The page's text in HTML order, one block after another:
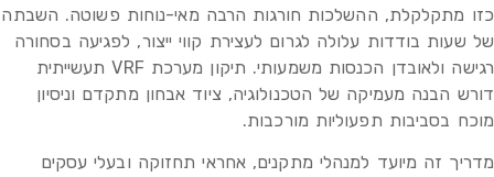
כזו מתקלקלת, ההשלכות חורגות הרבה מאי-נוחות פשוטה. השבתה
של שעות בודדות עלולה לגרום לעצירת קווי ייצור, לפגיעה בסחורה
רגישה ולאובדן הכנסות משמעותי. תיקון מערכת VRF תעשייתית
דורש הבנה מעמיקה של הטכנולוגיה, ציוד אבחון מתקדם וניסיון
מוכח בסביבות תפעוליות מורכבות.
מדריך זה מיועד למנהלי מתקנים, אחראי תחזוקה ובעלי עסקים